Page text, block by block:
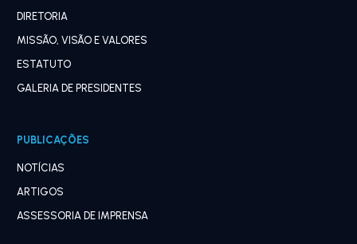
DIRETORIA
MISSÃO, VISÃO E VALORES
ESTATUTO
GALERIA DE PRESIDENTES
PUBLICAÇÕES
NOTÍCIAS
ARTIGOS
ASSESSORIA DE IMPRENSA